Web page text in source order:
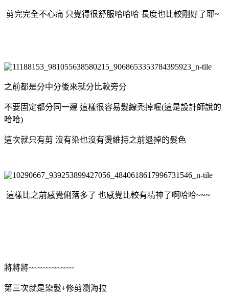
剪完完全不心痛 只覺得很舒服哈哈哈 長度也比較剛好了耶~
之前都是分中分後來就分比較旁分
不要固定都分同一邊 這樣很容易髮線禿掉喔(這是設計師說的
哈哈)
這次就只有剪 沒有染也沒有燙維持之前退掉的髮色
這樣比之前感覺俐落多了 也感覺比較有精神了啊哈哈~~~
將將將~~~~~~~~~~
第三次就是染髮+修剪瀏海拉